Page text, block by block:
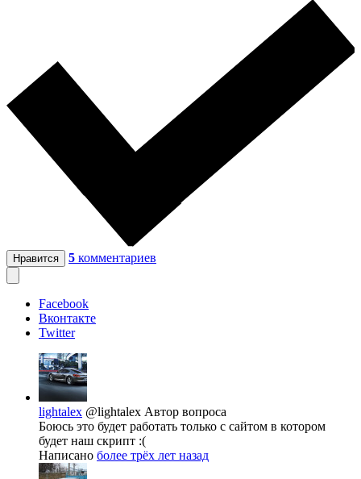
Нравится 5 комментариев
Facebook
Вконтакте
Twitter
lightalex @lightalex Автор вопроса
Боюсь это будет работать только с сайтом в котором
будет наш скрипт :(
Написано более трёх лет назад